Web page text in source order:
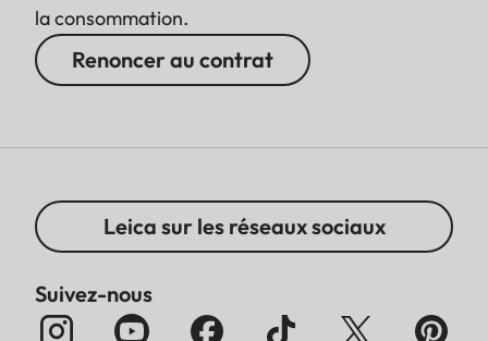
la consommation.
Renoncer au contrat
Leica sur les réseaux sociaux
Suivez-nous